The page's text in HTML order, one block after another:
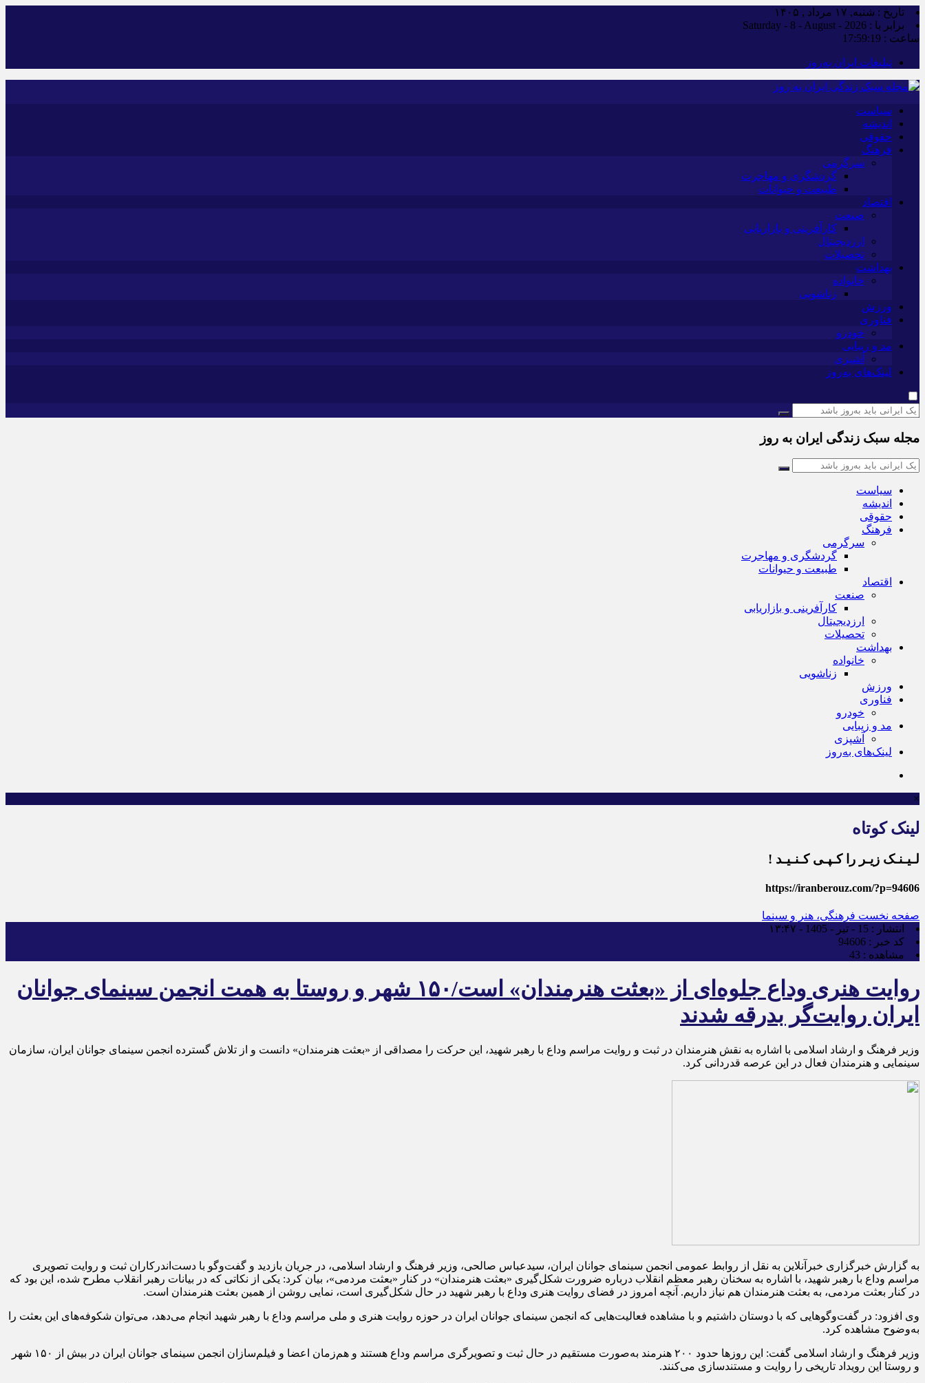
تاریخ : شنبه, ۱۷ مرداد , ۱۴۰۵
برابر با : Saturday - 8 - August - 2026
ساعت : 17:59:20
تبلیغات ایران به‌روز
سیاست
اندیشه
حقوقی
فرهنگ
سرگرمی
گردشگری و مهاجرت
طبیعت و حیوانات
اقتصاد
صنعت
کارآفرینی و بازاریابی
ارزدیجیتال
تحصیلات
بهداشت
خانواده
زناشویی
ورزش
فناوری
خودرو
مد و زیبایی
آشپزی
لینک‌های به‌روز
مجله سبک زندگی ایران به روز
سیاست
اندیشه
حقوقی
فرهنگ
سرگرمی
گردشگری و مهاجرت
طبیعت و حیوانات
اقتصاد
صنعت
کارآفرینی و بازاریابی
ارزدیجیتال
تحصیلات
بهداشت
خانواده
زناشویی
ورزش
فناوری
خودرو
مد و زیبایی
آشپزی
لینک‌های به‌روز
×
لینک کوتاه
لـیـنـک زیـر را کـپـی کـنـیـد !
https://iranberouz.com/?p=94606
صفحه نخست فرهنگی، هنر و سینما
انتشار : 15 - تیر - 1405 - ۱۳:۴۷
کد خبر : 94606
مشاهده : 43
روایت هنری وداع جلوه‌ای از «بعثت هنرمندان» است/۱۵۰ شهر و روستا به همت انجمن سینمای جوانان
ایران روایت‌گر بدرقه شدند
وزیر فرهنگ و ارشاد اسلامی با اشاره به نقش هنرمندان در ثبت و روایت مراسم وداع با رهبر شهید، این حرکت را مصداقی از «بعثت هنرمندان» دانست و از تلاش گسترده انجمن سینمای جوانان ایران، سازمان
سینمایی و هنرمندان فعال در این عرصه قدردانی کرد.
به گزارش خبرگزاری خبرآنلاین به نقل از روابط عمومی انجمن سینمای جوانان ایران، سیدعباس صالحی، وزیر فرهنگ و ارشاد اسلامی، در جریان بازدید و گفت‌وگو با دست‌اندرکاران ثبت و روایت تصویری
مراسم وداع با رهبر شهید، با اشاره به سخنان رهبر معظم انقلاب درباره ضرورت شکل‌گیری «بعثت هنرمندان» در کنار «بعثت مردمی»، بیان کرد: یکی از نکاتی که در بیانات رهبر انقلاب مطرح شده، این بود که
در کنار بعثت مردمی، به بعثت هنرمندان هم نیاز داریم. آنچه امروز در فضای روایت هنری وداع با رهبر شهید در حال شکل‌گیری است، نمایی روشن از همین بعثت هنرمندان است.
وی افزود: در گفت‌وگوهایی که با دوستان داشتیم و با مشاهده فعالیت‌هایی که انجمن سینمای جوانان ایران در حوزه روایت هنری و ملی مراسم وداع با رهبر شهید انجام می‌دهد، می‌توان شکوفه‌های این بعثت را
به‌وضوح مشاهده کرد.
وزیر فرهنگ و ارشاد اسلامی گفت: این روزها حدود ۲۰۰ هنرمند به‌صورت مستقیم در حال ثبت و تصویرگری مراسم وداع هستند و هم‌زمان اعضا و فیلم‌سازان انجمن سینمای جوانان ایران در بیش از ۱۵۰ شهر
و روستا این رویداد تاریخی را روایت و مستندسازی می‌کنند.